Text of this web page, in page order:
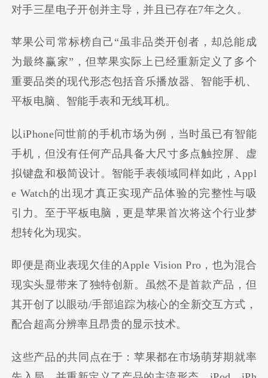
对手三星电子开创并主导，并且已存在7年之久。
苹果公司常标榜自己“虽非品类开创者，却总能成
为最终赢家”，但苹果实际上已经重新定义了多个
重要品类的现代形态包括音乐播放器、智能手机、
平板电脑、智能手表和无线耳机。
以iPhone问世前的手机市场为例，当时虽已有智能
手机，但没有任何产品具备大尺寸多点触控屏、虚
拟键盘和极简设计。智能手表领域同样如此，Appl
e Watch的出现才真正实现产品体验的完整性与吸
引力。至于平板电脑，更是苹果首次将这个行业梦
想转化为现实。
即便是商业表现欠佳的Apple Vision Pro，也为混合
现实头显带来了独特创新。虽然不是首款产品，但
其开创了以眼动/手部追踪为核心的全新交互方式，
配合超高分辨率且昂贵的显示技术。
这些产品的共同点在于：苹果都在市场萌芽期就率